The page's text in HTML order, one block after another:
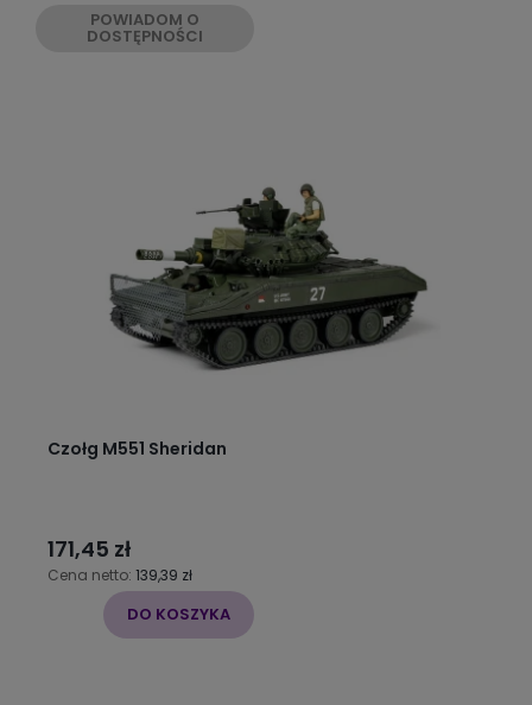
POWIADOM O
DOSTĘPNOŚCI
Czołg M551 Sheridan
171,45 zł
Cena netto: 139,39 zł
DO KOSZYKA